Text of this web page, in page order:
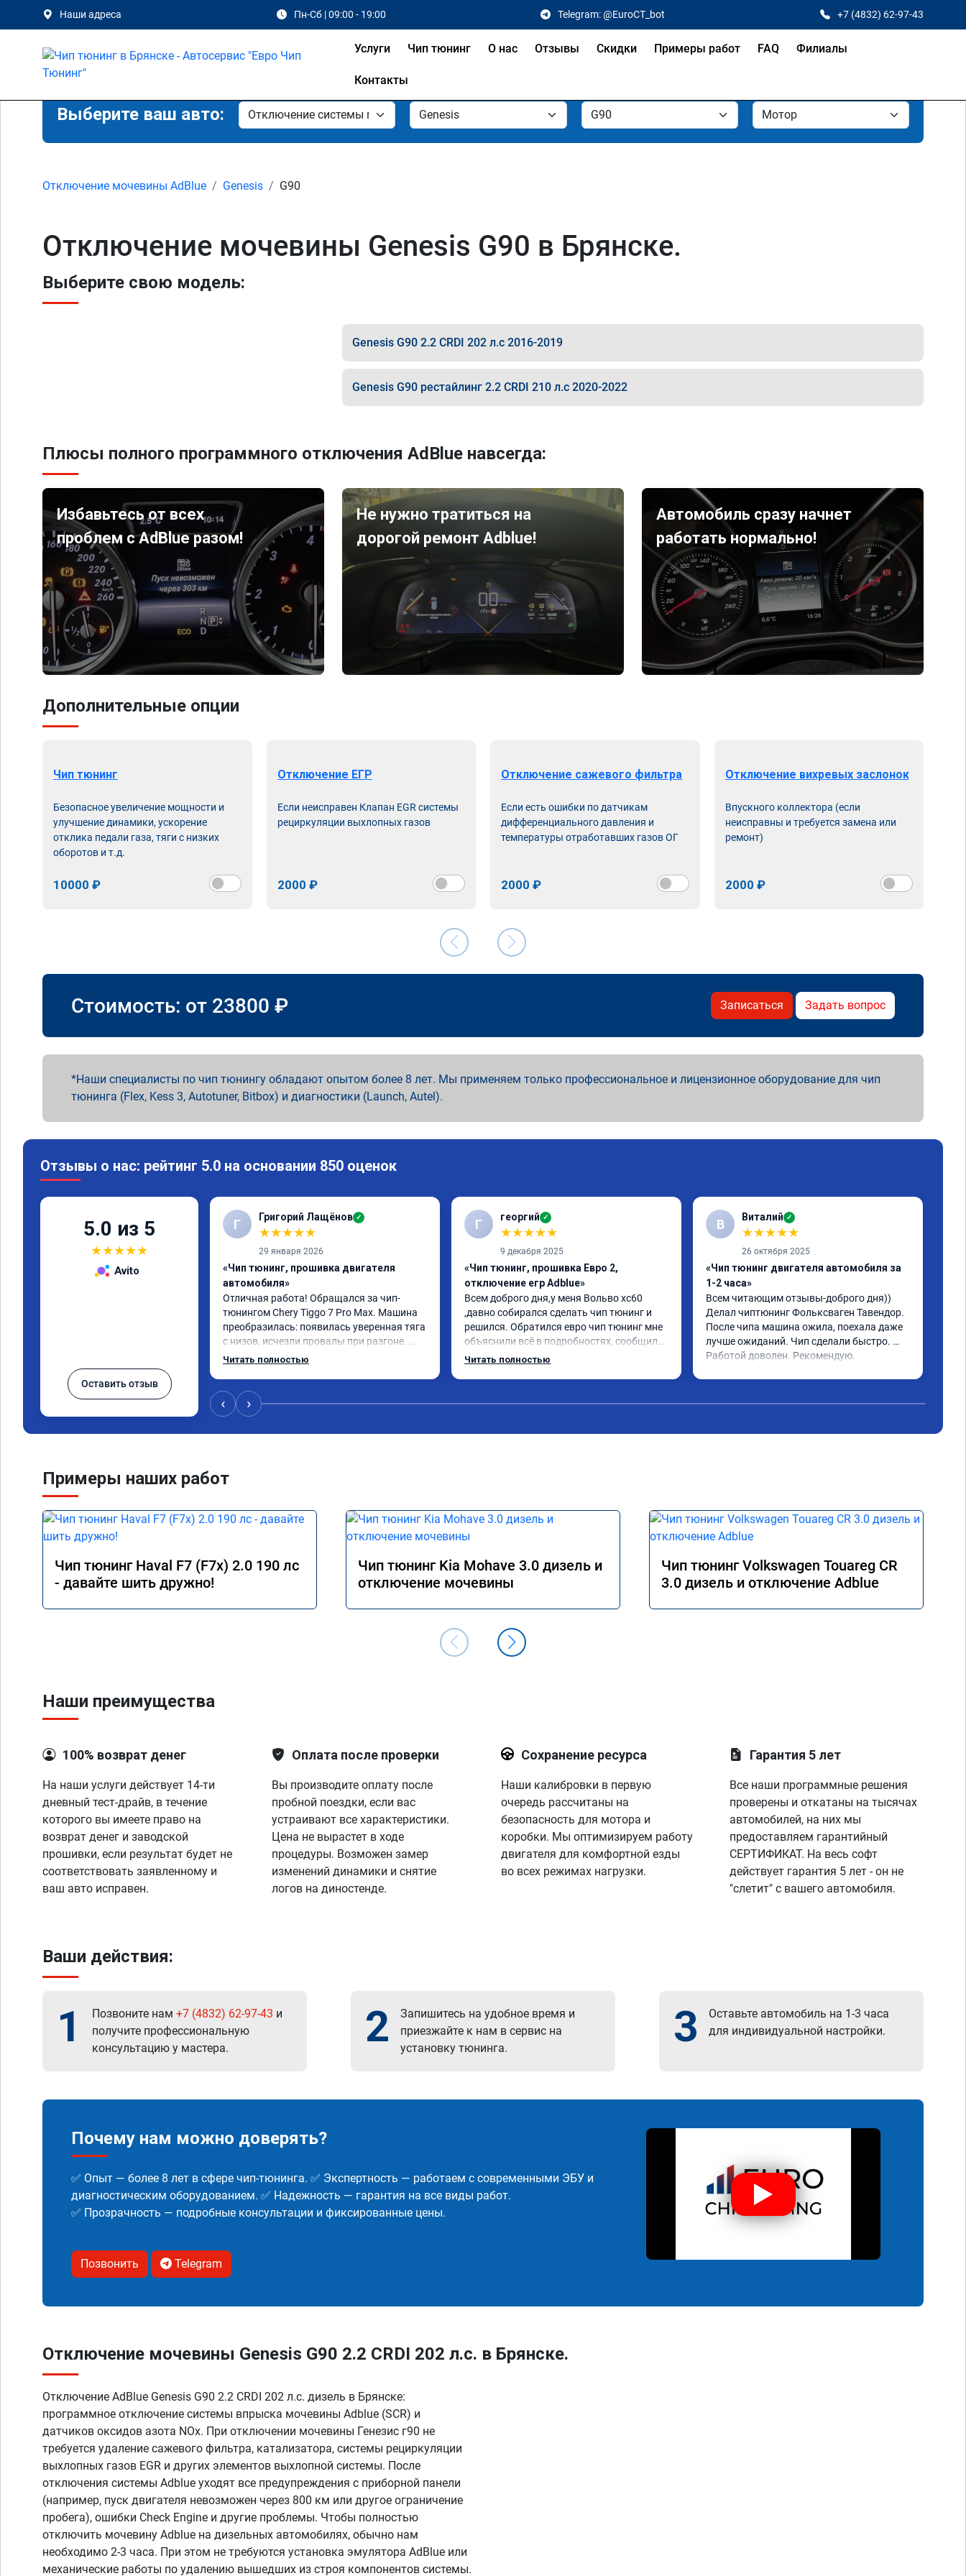
Наши адреса Пн-Сб | 09:00 - 19:00 Telegram: @EuroCT_bot +7 (4832) 62-97-43
Услуги Чип тюнинг О нас Отзывы Скидки Примеры работ FAQ Филиалы
Контакты
Выберите ваш авто:
Отключение мочевины AdBlue Genesis G90
Отключение мочевины Genesis G90 в Брянске.
Выберите свою модель:
Genesis G90 2.2 CRDI 202 л.с 2016-2019
Genesis G90 рестайлинг 2.2 CRDI 210 л.с 2020-2022
Плюсы полного программного отключения AdBlue навсегда:
Избавьтесь от всех
проблем с AdBlue разом!
Не нужно тратиться на
дорогой ремонт Adblue!
Автомобиль сразу начнет
работать нормально!
Дополнительные опции
Чип тюнинг
Безопасное увеличение мощности и
улучшение динамики, ускорение
отклика педали газа, тяги с низких
оборотов и т.д.
10000 ₽
Отключение ЕГР
Если неисправен Клапан EGR системы
рециркуляции выхлопных газов
2000 ₽
Отключение сажевого фильтра
Если есть ошибки по датчикам
дифференциального давления и
температуры отработавших газов ОГ
2000 ₽
Отключение вихревых заслонок
Впускного коллектора (если
неисправны и требуется замена или
ремонт)
2000 ₽
Стоимость: от 23800 ₽ Записаться Задать вопрос
Наши специалисты по чип тюнингу обладают опытом более 8 лет. Мы применяем только профессиональное и лицензионное оборудование для чип
тюнинга (Flex, Kess 3, Autotuner, Bitbox) и диагностики (Launch, Autel).
Отзывы о нас: рейтинг 5.0 на основании 850 оценок
5.0 из 5
★★★★★
Avito
Оставить отзыв
Г Григорий Лащёнов ✓
★★★★★
29 января 2026
«Чип тюнинг, прошивка двигателя
автомобиля»
Отличная работа! Обращался за чип-
тюнингом Chery Tiggo 7 Pro Max. Машина
преобразилась: появилась уверенная тяга
с низов, исчезли провалы при разгоне.
Расход в спокойном режиме даже немного
всем, кто сомневается.
Читать полностью
Г георгий ✓
★★★★★
9 декабря 2025
«Чип тюнинг, прошивка Евро 2,
отключение егр Adblue»
Всем доброго дня,у меня Вольво xc60
,давно собирался сделать чип тюнинг и
решился. Обратился евро чип тюнинг мне
объяснили всё в подробностях, сообщили
сумму записали. Приехал в назначенное
Читать полностью
В Виталий ✓
★★★★★
26 октября 2025
«Чип тюнинг двигателя автомобиля за
1-2 часа»
Всем читающим отзывы-доброго дня))
Делал чиптюнинг Фольксваген Тавендор.
После чипа машина ожила, поехала даже
лучше ожиданий. Чип сделали быстро.
Работой доволен. Рекомендую.
‹ ›
Примеры наших работ
Чип тюнинг Haval F7 (F7x) 2.0 190 лс
- давайте шить дружно!
Чип тюнинг Kia Mohave 3.0 дизель и
отключение мочевины
Чип тюнинг Volkswagen Touareg CR
3.0 дизель и отключение Adblue
Наши преимущества
100% возврат денег
На наши услуги действует 14-ти
дневный тест-драйв, в течение
которого вы имеете право на
возврат денег и заводской
прошивки, если результат будет не
соответствовать заявленному и
ваш авто исправен.
Оплата после проверки
Вы производите оплату после
пробной поездки, если вас
устраивают все характеристики.
Цена не вырастет в ходе
процедуры. Возможен замер
изменений динамики и снятие
логов на диностенде.
Сохранение ресурса
Наши калибровки в первую
очередь рассчитаны на
безопасность для мотора и
коробки. Мы оптимизируем работу
двигателя для комфортной езды
во всех режимах нагрузки.
Гарантия 5 лет
Все наши программные решения
проверены и откатаны на тысячах
автомобилей, на них мы
предоставляем гарантийный
СЕРТИФИКАТ. На весь софт
действует гарантия 5 лет - он не
"слетит" с вашего автомобиля.
Ваши действия:
1 Позвоните нам +7 (4832) 62-97-43 и
получите профессиональную
консультацию у мастера.
2
Запишитесь на удобное время и
приезжайте к нам в сервис на
установку тюнинга.
3
Оставьте автомобиль на 1-3 часа
для индивидуальной настройки.
Почему нам можно доверять?
✅ Опыт — более 8 лет в сфере чип-тюнинга. ✅ Экспертность — работаем с современными ЭБУ и
диагностическим оборудованием. ✅ Надежность — гарантия на все виды работ.
✅ Прозрачность — подробные консультации и фиксированные цены.
Позвонить Telegram
Отключение мочевины Genesis G90 2.2 CRDI 202 л.с. в Брянске.
Отключение AdBlue Genesis G90 2.2 CRDI 202 л.с. дизель в Брянске:
программное отключение системы впрыска мочевины Adblue (SCR) и
датчиков оксидов азота NOx. При отключении мочевины Генезис г90 не
требуется удаление сажевого фильтра, катализатора, системы рециркуляции
выхлопных газов EGR и других элементов выхлопной системы. После
отключения системы Adblue уходят все предупреждения с приборной панели
(например, пуск двигателя невозможен через 800 км или другое ограничение
пробега), ошибки Check Engine и другие проблемы. Чтобы полностью
отключить мочевину Adblue на дизельных автомобилях, обычно нам
необходимо 2-3 часа. При этом не требуются установка эмулятора AdBlue или
механические работы по удалению вышедших из строя компонентов системы.